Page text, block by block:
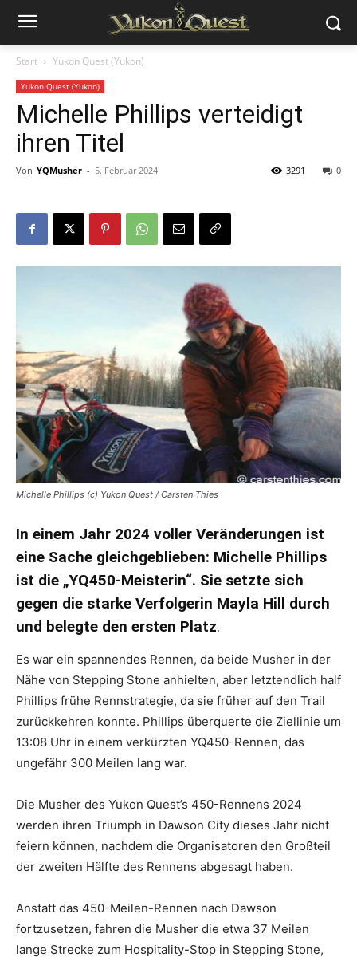
Start Yukon Quest (Yukon)
Yukon Quest (Yukon)
Michelle Phillips verteidigt
ihren Titel
Von YQMusher - 5. Februar 2024 0
3291
Michelle Phillips (c) Yukon Quest / Carsten Thies
In einem Jahr 2024 voller Veränderungen ist
eine Sache gleichgeblieben: Michelle Phillips
ist die „YQ450-Meisterin“. Sie setzte sich
gegen die starke Verfolgerin Mayla Hill durch
und belegte den ersten Platz.
Es war ein spannendes Rennen, da beide Musher in der
Nähe von Stepping Stone anhielten, aber letztendlich half
Phillips frühe Rennstrategie, da sie früher auf den Trail
zurückkehren konnte. Phillips überquerte die Ziellinie um
13:08 Uhr in einem verkürzten YQ450-Rennen, das
ungefähr 300 Meilen lang war.
Die Musher des Yukon Quest’s 450-Rennens 2024
werden ihren Triumph in Dawson City dieses Jahr nicht
feiern können, nachdem die Organisatoren den Großteil
der zweiten Hälfte des Rennens abgesagt haben.
Anstatt das 450-Meilen-Rennen nach Dawson
fortzusetzen, fahren die Musher die etwa 37 Meilen
lange Strecke zum Hospitality-Stop in Stepping Stone,